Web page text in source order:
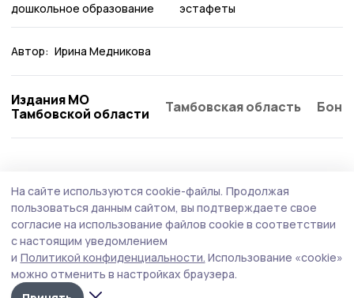
дошкольное образование эстафеты
Автор: Ирина Медникова
Издания МО
Тамбовской области
Тамбовская область
На сайте используются cookie-файлы. Продолжая
пользоваться данным сайтом, вы подтверждаете свое
согласие на использование файлов cookie в соответствии
с настоящим уведомлением
и Политикой конфиденциальности. Использование «cookie»
можно отменить в настройках браузера.